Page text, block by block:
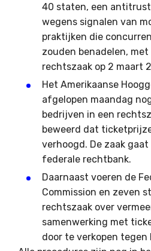
40 staten, een
wegens signalen van
praktijken die
zouden benadelen,
rechtszaak op 2 maart
Het Amerikaanse
afgelopen maandag
bedrijven in een
beweerd dat
verhoogd. De zaak
federale rechtbank.
Daarnaast voeren de
Commission en zeven
rechtszaak over
samenwerking met
door te verkopen tegen